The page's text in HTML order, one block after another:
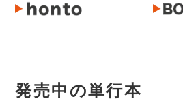
発売中の単行本